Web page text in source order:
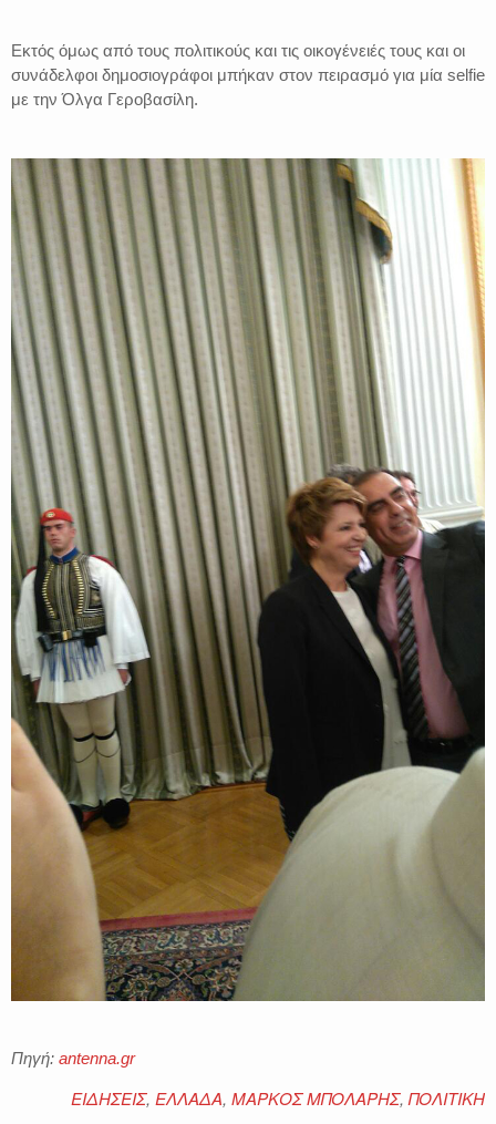
Εκτός όμως από τους πολιτικούς και τις οικογένειές τους και οι
συνάδελφοι δημοσιογράφοι μπήκαν στον πειρασμό για μία selfie
με την Όλγα Γεροβασίλη.
Πηγή: antenna.gr
ΕΙΔΗΣΕΙΣ, ΕΛΛΑΔΑ, ΜΑΡΚΟΣ ΜΠΟΛΑΡΗΣ, ΠΟΛΙΤΙΚΗ